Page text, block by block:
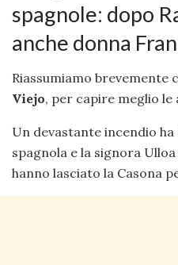
spagnole: dopo
anche donna
Riassumiamo brevemente
Viejo, per capire meglio le
Un devastante incendio
spagnola e la signora
hanno lasciato la Casona